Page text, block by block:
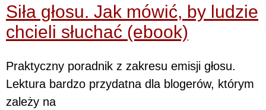
Siła głosu. Jak mówić, by ludzie
chcieli słuchać (ebook)
Praktyczny poradnik z zakresu emisji głosu.
Lektura bardzo przydatna dla blogerów, którym
zależy na